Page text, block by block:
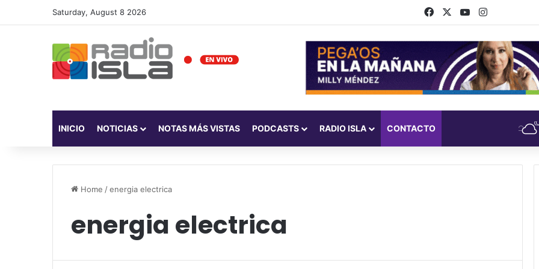
Saturday, August 8 2026 FacebookYouTubeInstagram
INICIO NOTICIAS NOTAS MÁS VISTAS PODCASTS RADIO ISLA CONTACTO
Home /energia electrica
energia electrica